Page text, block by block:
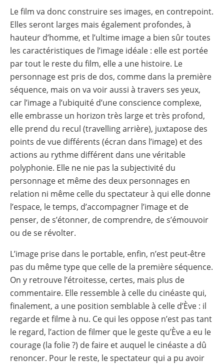
Le film va donc construire ses images, en contrepoint.
Elles seront larges mais également profondes, à
hauteur d’homme, et l’ultime image a bien sûr toutes
les caractéristiques de l’image idéale : elle est portée
par tout le reste du film, elle a une histoire. Le
personnage est pris de dos, comme dans la première
séquence, mais on va voir aussi à travers ses yeux,
car l’image a l’ubiquité d’une conscience complexe,
elle embrasse un horizon très large et très profond,
elle prend du recul (travelling arrière), juxtapose des
points de vue différents (écran dans l’image) et des
actions au rythme différent dans une véritable
polyphonie. Elle ne nie pas la subjectivité du
personnage et même des deux personnages en
relation ni même celle du spectateur à qui elle donne
l’espace, le temps, d’accompagner l’image et de
penser, de s’étonner, de comprendre, de s’émouvoir
ou de se révolter.
L’image prise dans le portable, enfin, n’est peut-être
pas du même type que celle de la première séquence.
On y retrouve l’étroitesse, certes, mais plus de
commentaire. Elle ressemble à celle du cinéaste qui,
finalement, a une position semblable à celle d’Ève : il
regarde et filme à nu. Ce qui les oppose n’est pas tant
le regard, l’action de filmer que le geste qu’Ève a eu le
courage (la folie ?) de faire et auquel le cinéaste a dû
renoncer. Pour le reste, le spectateur qui a pu avoir